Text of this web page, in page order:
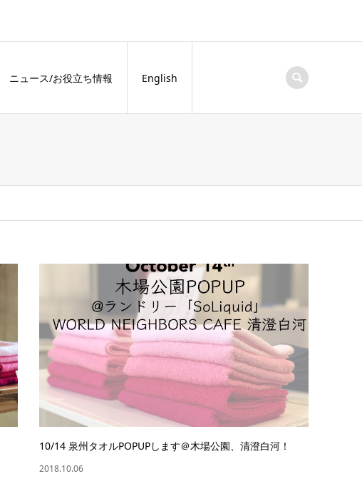
ニュース/お役立ち情報 English
10/14 泉州タオルPOPUPします＠木場公園、清澄白河！
2018.10.06